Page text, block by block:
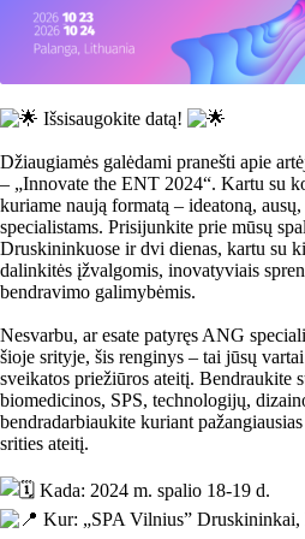
Išsisaugokite datą!
Džiaugiamės galėdami pranešti apie
– „Innovate the ENT 2024“. Kartu su
kuriame naują formatą – ideatoną,
specialistams. Prisijunkite prie mūsų
Druskininkuose ir dvi dienas, kartu su
dalinkitės įžvalgomis, inovatyviais
bendravimo galimybėmis.
Nesvarbu, ar esate patyręs ANG
šioje srityje, šis renginys – tai jūsų
sveikatos priežiūros ateitį. Bendraukite
biomedicinos, SPS, technologijų,
bendradarbiaukite kuriant
srities ateitį.
Kada: 2024 m. spalio 18-19 d.
Kur: „SPA Vilnius” Druskininkai,